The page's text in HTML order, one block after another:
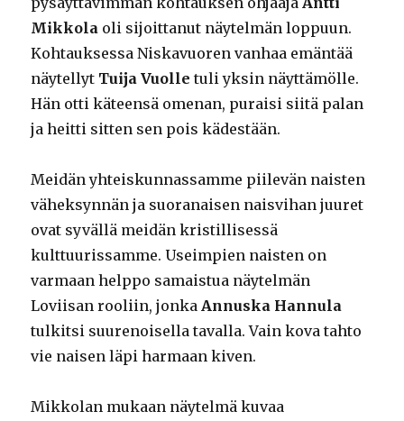
Mikkola oli sijoittanut näytelmän loppuun.
Kohtauksessa Niskavuoren vanhaa emäntää
näytellyt Tuija Vuolle tuli yksin näyttämölle.
Hän otti käteensä omenan, puraisi siitä palan
ja heitti sitten sen pois kädestään.
Meidän yhteiskunnassamme piilevän naisten
väheksynnän ja suoranaisen naisvihan juuret
ovat syvällä meidän kristillisessä
kulttuurissamme. Useimpien naisten on
varmaan helppo samaistua näytelmän
Loviisan rooliin, jonka Annuska Hannula
tulkitsi suurenoisella tavalla. Vain kova tahto
vie naisen läpi harmaan kiven.
Mikkolan mukaan näytelmä kuvaa